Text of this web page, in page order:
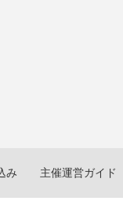
み 主催運営ガイド